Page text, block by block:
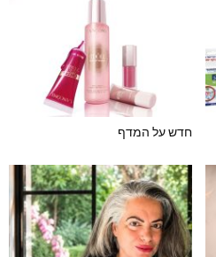
חדש על המדף